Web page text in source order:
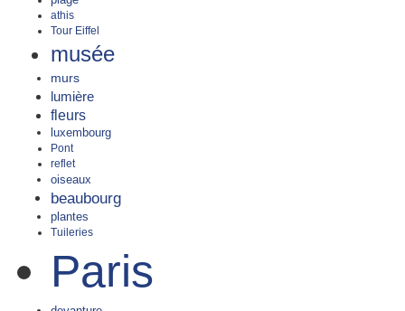
athis
Tour Eiffel
musée
murs
lumière
fleurs
luxembourg
Pont
reflet
oiseaux
beaubourg
plantes
Tuileries
Paris